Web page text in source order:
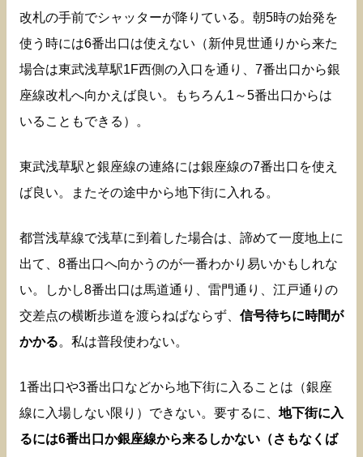
改札の手前でシャッターが降りている。朝5時の始発を
使う時には6番出口は使えない（新仲見世通りから来た
場合は東武浅草駅1F西側の入口を通り、7番出口から銀
座線改札へ向かえば良い。もちろん1～5番出口からは
いることもできる）。
東武浅草駅と銀座線の連絡には銀座線の7番出口を使え
ば良い。またその途中から地下街に入れる。
都営浅草線で浅草に到着した場合は、諦めて一度地上に
出て、8番出口へ向かうのが一番わかり易いかもしれな
い。しかし8番出口は馬道通り、雷門通り、江戸通りの
交差点の横断歩道を渡らねばならず、 信号待ちに時間が
かかる。私は普段使わない。
1番出口や3番出口などから地下街に入ることは（銀座
線に入場しない限り）できない。要するに、 地下街に入
るには6番出口か銀座線から来るしかない（さもなくば